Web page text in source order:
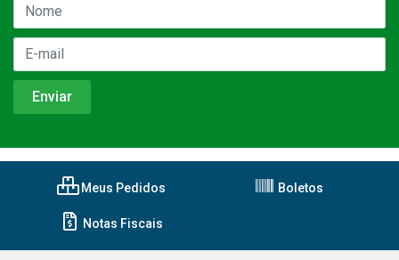
Meus Pedidos Boletos
Notas Fiscais